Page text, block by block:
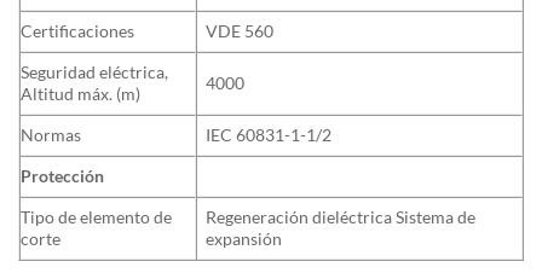
Certificaciones
VDE 560
Seguridad eléctrica,
Altitud máx. (m)
4000
Normas
IEC 60831-1-1/2
Protección
Tipo de elemento de
corte
Regeneración dieléctrica Sistema de
expansión